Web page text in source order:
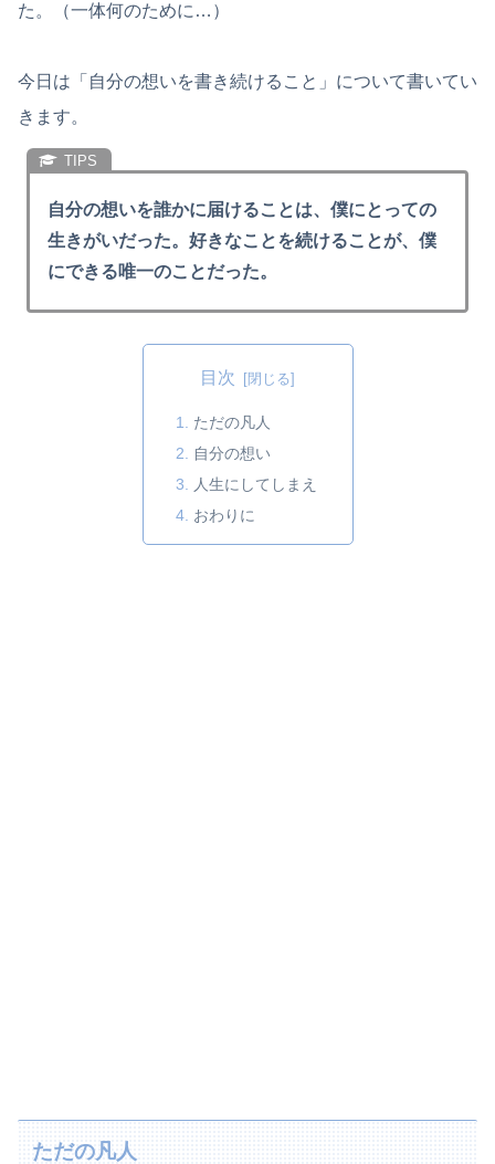
た。（一体何のために…）
今日は「自分の想いを書き続けること」について書いてい
きます。
自分の想いを誰かに届けることは、僕にとっての
生きがいだった。好きなことを続けることが、僕
にできる唯一のことだった。
目次
ただの凡人
自分の想い
人生にしてしまえ
おわりに
ただの凡人